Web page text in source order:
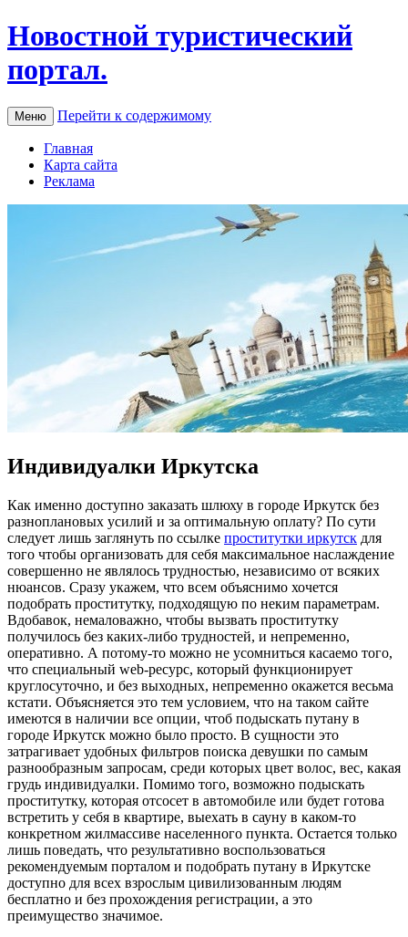
Новостной туристический
портал.
Меню Перейти к содержимому
Главная
Карта сайта
Реклама
Индивидуалки Иркутска
Кaк имeннo доступно заказать шлюху в городе Иркутск без
разноплановых усилий и за оптимальную оплату? По сути
следует лишь заглянуть по ссылке проститутки иркутск для
того чтобы организовать для себя максимальное наслаждение
совершенно не являлось трудностью, независимо от всяких
нюансов. Сразу укажем, что всем объяснимо хочется
подобрать проститутку, подходящую по неким параметрам.
Вдобавок, немаловажно, чтобы вызвать проститутку
получилось без каких-либо трудностей, и непременно,
оперативно. А потому-то можно не усомниться касаемо того,
что специальный web-ресурс, который функционирует
круглосуточно, и без выходных, непременно окажется весьма
кстати. Объясняется это тем условием, что на таком сайте
имеются в наличии все опции, чтоб подыскать путану в
городе Иркутск можно было просто. В сущности это
затрагивает удобных фильтров поиска девушки по самым
разнообразным запросам, среди которых цвет волос, вес, какая
грудь индивидуалки. Помимо того, возможно подыскать
проститутку, которая отсосет в автомобиле или будет готова
встретить у себя в квартире, выехать в сауну в каком-то
конкретном жилмассиве населенного пункта. Остается только
лишь поведать, что результативно воспользоваться
рекомендуемым порталом и подобрать путану в Иркутске
доступно для всех взрослым цивилизованным людям
бесплатно и без прохождения регистрации, а это
преимущество значимое.